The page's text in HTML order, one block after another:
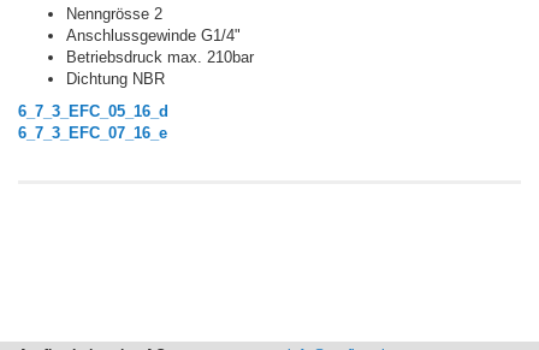
Nenngrösse 2
Anschlussgewinde G1/4"
Betriebsdruck max. 210bar
Dichtung NBR
6_7_3_EFC_05_16_d
6_7_3_EFC_07_16_e